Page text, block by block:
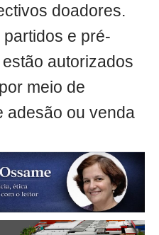
doadores.
e pré-
autorizados
meio de
adesão ou venda